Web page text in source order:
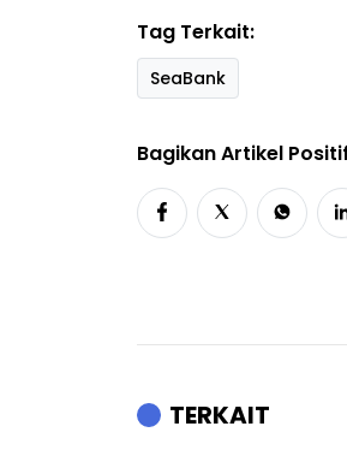
Tag Terkait:
SeaBank
Bagikan Artikel
TERKAIT